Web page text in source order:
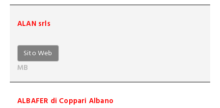
ALAN srls
Sito Web
MB
ALBAFER di Coppari Albano